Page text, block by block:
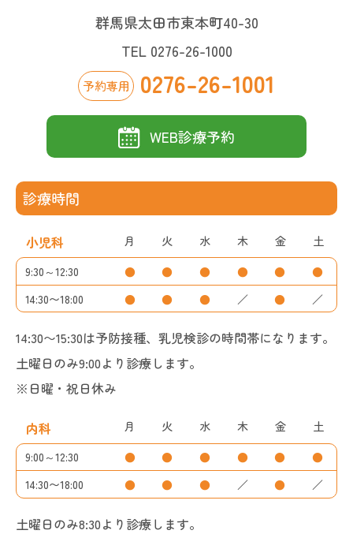
群馬県太田市東本町40-30
TEL 0276-26-1000
予約専用 0276-26-1001
WEB診療予約
診療時間
小児科 月 火 水 木 金
土
9:30～12:30
● ● ● ● ●
●
14:30〜18:00
● ● ● ／ ● ／
14:30〜15:30は予防接種、乳児検診の時間帯になります。
土曜日のみ9:00より診療します。
※日曜・祝日休み
内科 月 火 水 木 金
土
9:00～12:30
● ● ● ● ●
●
14:30〜18:00
● ● ● ／ ● ／
土曜日のみ8:30より診療します。